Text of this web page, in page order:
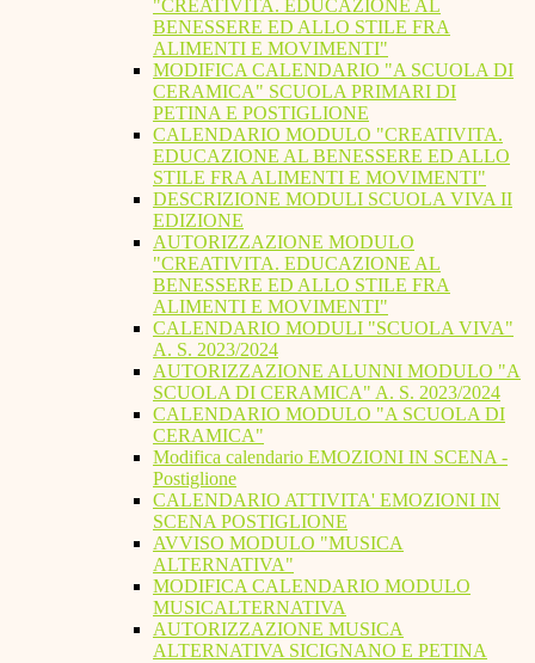
"CREATIVITA. EDUCAZIONE AL
BENESSERE ED ALLO STILE FRA
ALIMENTI E MOVIMENTI"
MODIFICA CALENDARIO "A SCUOLA DI
CERAMICA" SCUOLA PRIMARI DI
PETINA E POSTIGLIONE
CALENDARIO MODULO "CREATIVITA.
EDUCAZIONE AL BENESSERE ED ALLO
STILE FRA ALIMENTI E MOVIMENTI"
DESCRIZIONE MODULI SCUOLA VIVA II
EDIZIONE
AUTORIZZAZIONE MODULO
"CREATIVITA. EDUCAZIONE AL
BENESSERE ED ALLO STILE FRA
ALIMENTI E MOVIMENTI"
CALENDARIO MODULI "SCUOLA VIVA"
A. S. 2023/2024
AUTORIZZAZIONE ALUNNI MODULO "A
SCUOLA DI CERAMICA" A. S. 2023/2024
CALENDARIO MODULO "A SCUOLA DI
CERAMICA"
Modifica calendario EMOZIONI IN SCENA -
Postiglione
CALENDARIO ATTIVITA' EMOZIONI IN
SCENA POSTIGLIONE
AVVISO MODULO "MUSICA
ALTERNATIVA"
MODIFICA CALENDARIO MODULO
MUSICALTERNATIVA
AUTORIZZAZIONE MUSICA
ALTERNATIVA SICIGNANO E PETINA